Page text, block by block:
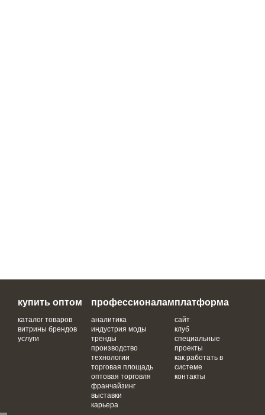
купить оптом
каталог товаров
витрины брендов
услуги
профессионалам
аналитика
индустрия моды
тренды
производство
технологии
торговая площадь
оптовая торговля
франчайзинг
выставки
карьера
платформа
сайт
клуб
специальные
проекты
как работать в
системе
контакты